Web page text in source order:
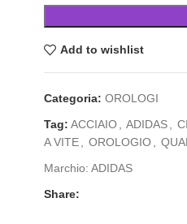
Add to wishlist
Categoria: OROLOGI
Tag: ACCIAIO ADIDAS
A VITE
OROLOGIO
Marchio: ADIDAS
Share: